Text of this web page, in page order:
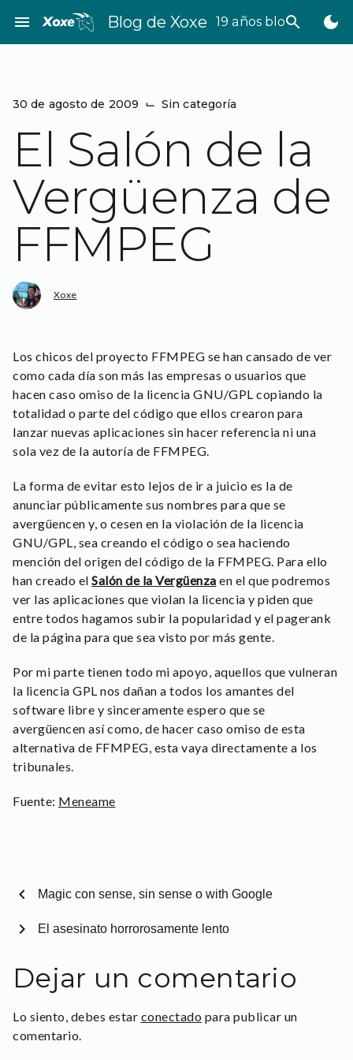
contenido
menu Blog de Xoxe 19 años bloggeando
search dark_mode
30 de agosto de 2009 ⌙ Sin categoría
El Salón de la
Vergüenza de
FFMPEG
Xoxe
Los chicos del proyecto FFMPEG se han cansado de ver
como cada día son más las empresas o usuarios que
hacen caso omiso de la licencia GNU/GPL copiando la
totalidad o parte del código que ellos crearon para
lanzar nuevas aplicaciones sin hacer referencia ni una
sola vez de la autoría de FFMPEG.
La forma de evitar esto lejos de ir a juicio es la de
anunciar públicamente sus nombres para que se
avergüencen y, o cesen en la violación de la licencia
GNU/GPL, sea creando el código o sea haciendo
mención del origen del código de la FFMPEG. Para ello
han creado el Salón de la Vergüenza en el que podremos
ver las aplicaciones que violan la licencia y piden que
entre todos hagamos subir la popularidad y el pagerank
de la página para que sea visto por más gente.
Por mi parte tienen todo mi apoyo, aquellos que vulneran
la licencia GPL nos dañan a todos los amantes del
software libre y sinceramente espero que se
avergüencen así como, de hacer caso omiso de esta
alternativa de FFMPEG, esta vaya directamente a los
tribunales.
Fuente: Meneame
chevron_left Magic con sense, sin sense o with Google
El asesinato horrorosamente lento
chevron_right
Dejar un comentario
Lo siento, debes estar conectado para publicar un
comentario.